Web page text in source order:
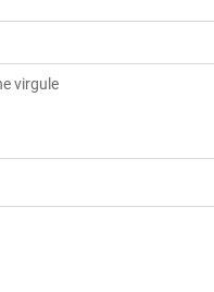
virgule